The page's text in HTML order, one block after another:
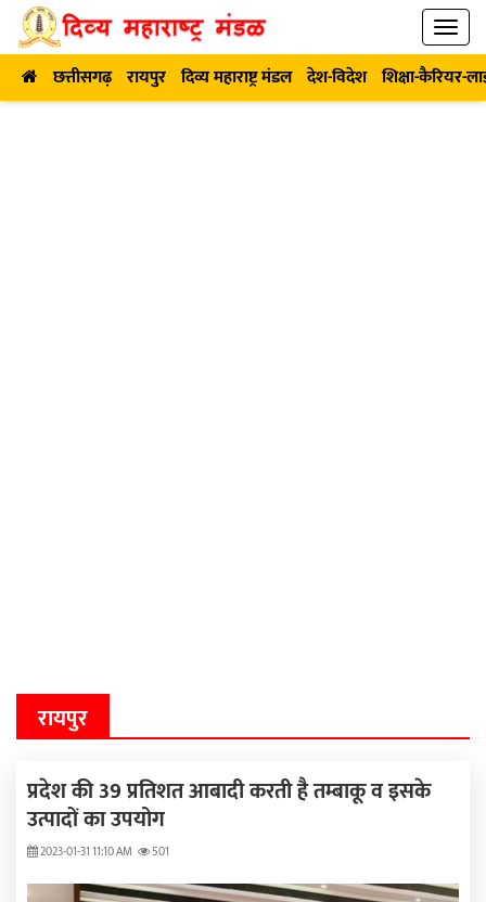
छत्तीसगढ़ रायपुर दिव्य महाराष्ट्र मंडल देश-विदेश शिक्षा-कैरियर-
रायपुर
प्रदेश की 39 प्रतिशत आबादी करती है तम्बाकू व इसके
उत्पादों का उपयोग
2023-01-31 11:10 AM 501